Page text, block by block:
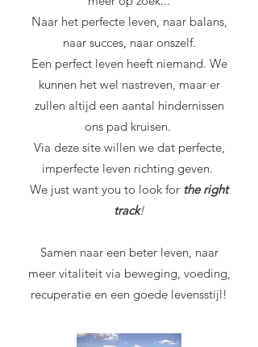
Naar het perfecte leven, naar balans,
naar succes, naar onszelf.
Een perfect leven heeft niemand. We
kunnen het wel nastreven, maar er
zullen altijd een aantal hindernissen
ons pad kruisen.
Via deze site willen we dat perfecte,
imperfecte leven richting geven.
We just want you to look for the right
track!
Samen naar een beter leven, naar
meer vitaliteit via beweging, voeding,
recuperatie en een goede levensstijl!